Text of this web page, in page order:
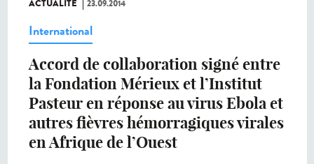
ACTUALITÉ 23.09.2014
International
Accord de collaboration signé entre
la Fondation Mérieux et l’Institut
Pasteur en réponse au virus Ebola et
autres fièvres hémorragiques virales
en Afrique de l’Ouest